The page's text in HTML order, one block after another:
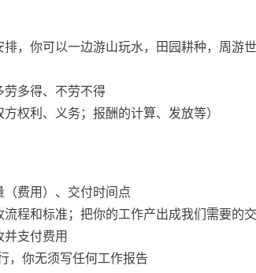
，你可以一边游山玩水，田园耕种，周游
多得、不劳不得
权利、义务；报酬的计算、发放等）
费用）、交付时间点
程和标准；把你的工作产出成我们需要的
支付费用
，你无须写任何工作报告